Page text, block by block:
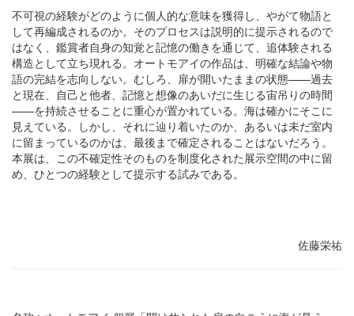
不可視の経験がどのように個人的な意味を獲得し、やがて物語と
して再編成されるのか。そのプロセスは説明的に提示されるので
はなく、鑑賞者自身の知覚と記憶の働きを通じて、追体験される
構造として立ち現れる。オートモアイの作品は、明確な結論や物
語の完結を志向しない。むしろ、扉が開いたままの状態——過去
と現在、自己と他者、記憶と想像のあいだに生じる宙吊りの時間
——を持続させることに重心が置かれている。海は確かにそこに
見えている。しかし、それに辿り着いたのか、あるいは未だ室内
に留まっているのかは、最後まで確定されることはないだろう。
本展は、この不確定性そのものを制度化された展示空間の中に留
め、ひとつの経験として提示する試みである。
佐藤栄祐